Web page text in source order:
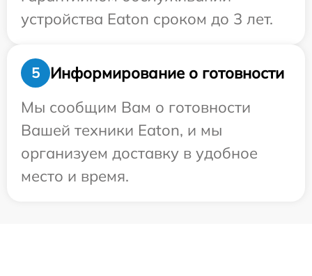
устройства Eaton сроком до 3 лет.
5
Информирование о готовности
Мы сообщим Вам о готовности
Вашей техники Eaton, и мы
организуем доставку в удобное
место и время.